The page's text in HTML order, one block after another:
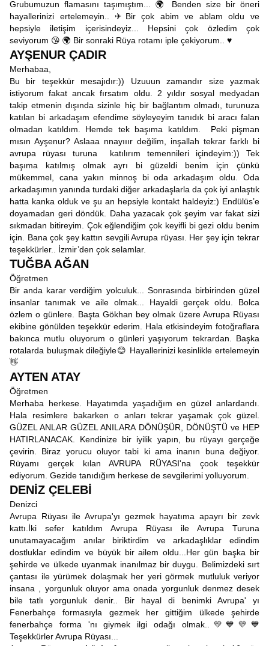
Grubumuzun flamasını taşımıştım... 🌍 Benden size bir öneri
hayallerinizi ertelemeyin.. ✈Bir çok abim ve ablam oldu ve
hepsiyle iletişim içerisindeyiz... Hepsini çok özledim çok
seviyorum 😘 🌍 Bir sonraki Rüya rotamı iple çekiyorum.. ♥
AYŞENUR ÇADIR
Merhabaa,
Bu bir teşekkür mesajıdır:)) Uzuuun zamandır size yazmak
istiyorum fakat ancak fırsatım oldu. 2 yıldır sosyal medyadan
takip etmenin dışında sizinle hiç bir bağlantım olmadı, turunuza
katılan bi arkadaşım efendime söyleyeyim tanıdık bi aracı falan
olmadan katıldım. Hemde tek başıma katıldım. Peki pişman
mısın Ayşenur? Aslaaa nnayııır değilim, inşallah tekrar farklı bi
avrupa rüyası turuna katılırım temennileri içindeyim:)) Tek
başıma katılmış olmak ayrı bi güzeldi benim için çünkü
mükemmel, cana yakın minnoş bi oda arkadaşım oldu. Oda
arkadaşımın yanında turdaki diğer arkadaşlarla da çok iyi anlaştık
hatta kanka olduk ve şu an hepsiyle kontakt haldeyiz:) Endülüs’e
doyamadan geri döndük. Daha yazacak çok şeyim var fakat sizi
sıkmadan bitireyim. Çok eğlendiğim çok keyifli bi gezi oldu benim
için. Bana çok şey kattın sevgili Avrupa rüyası. Her şey için tekrar
teşekkürler.. İzmir’den çok selamlar.
TUĞBA AĞAN
Öğretmen
Bir anda karar verdiğim yolculuk... Sonrasında birbirinden güzel
insanlar tanımak ve aile olmak... Hayaldi gerçek oldu. Bolca
özlem o günlere. Başta Gökhan bey olmak üzere Avrupa Rüyası
ekibine gönülden teşekkür ederim. Hala etkisindeyim fotoğraflara
bakınca mutlu oluyorum o günleri yaşıyorum tekrardan. Başka
rotalarda buluşmak dileğiyle😊 Hayallerinizi kesinlikle ertelemeyin
👋
AYTEN ATAY
Öğretmen
Merhaba herkese. Hayatımda yaşadığım en güzel anlardandı.
Hala resimlere bakarken o anları tekrar yaşamak çok güzel.
GÜZEL ANLAR GÜZEL ANILARA DÖNÜŞÜR, DÖNÜŞTÜ ve HEP
HATIRLANACAK. Kendinize bir iyilik yapın, bu rüyayı gerçeğe
çevirin. Biraz yorucu oluyor tabi ki ama inanın buna değiyor.
Rüyamı gerçek kılan AVRUPA RÜYASI'na çook teşekkür
ediyorum. Gezide tanıdığım herkese de sevgilerimi yolluyorum.
DENİZ ÇELEBİ
Denizci
Avrupa Rüyası ile Avrupa'yı gezmek hayatıma apayrı bir zevk
kattı.İki sefer katıldım Avrupa Rüyası ile Avrupa Turuna
unutamayacağım anılar biriktirdim ve arkadaşlıklar edindim
dostluklar edindim ve büyük bir ailem oldu...Her gün başka bir
şehirde ve ülkede uyanmak inanılmaz bir duygu. Belimizdeki sırt
çantası ile yürümek dolaşmak her yeri görmek mutluluk veriyor
insana , yorgunluk oluyor ama onada yorgunluk denmez desek
bile tatlı yorgunluk denir.. Bir hayal di benimki Avrupa' yı
Fenerbahçe formasıyla gezmek her gittiğim ülkede şehirde
fenerbahçe forma 'nı giymek ilgi odağı olmak..💛💙💛💙
Teşekkürler Avrupa Rüyası...